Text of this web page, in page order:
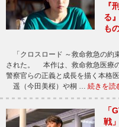
『
る
も
「クロスロード ～救命救急の約
された。 本作は、救命救急医療
警察官らの正義と成長を描く本格
遥（今田美桜）や桐 … 続きを読
「
戦